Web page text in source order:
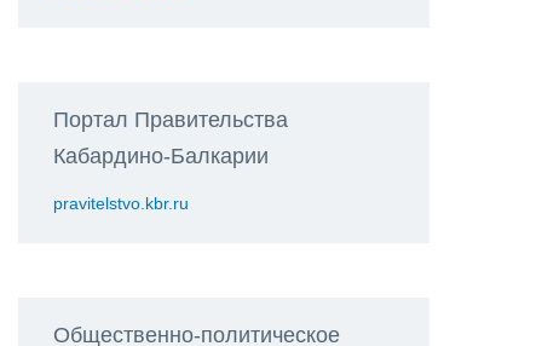
Портал Правительства
Кабардино-Балкарии
pravitelstvo.kbr.ru
Общественно-политическое